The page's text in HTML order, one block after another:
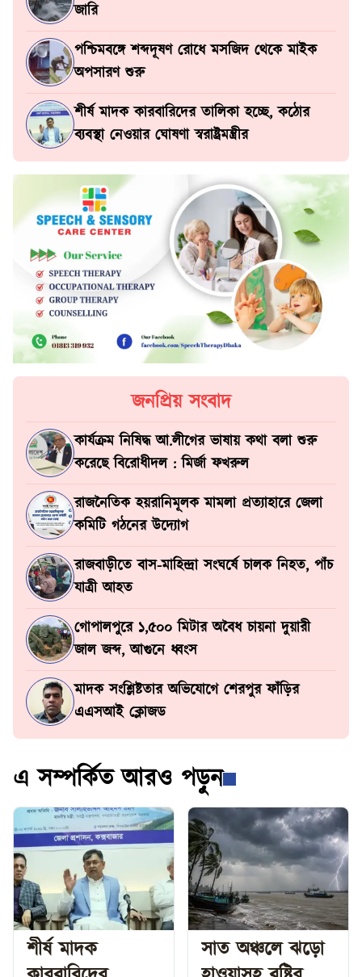
জারি
পশ্চিমবঙ্গে শব্দদূষণ রোধে মসজিদ থেকে মাইক
অপসারণ শুরু
শীর্ষ মাদক কারবারিদের তালিকা হচ্ছে, কঠোর
ব্যবস্থা নেওয়ার ঘোষণা স্বরাষ্ট্রমন্ত্রীর
জনপ্রিয় সংবাদ
কার্যক্রম নিষিদ্ধ আ.লীগের ভাষায় কথা বলা শুরু
করেছে বিরোধীদল : মির্জা ফখরুল
রাজনৈতিক হয়রানিমূলক মামলা প্রত্যাহারে জেলা
কমিটি গঠনের উদ্যোগ
রাজবাড়ীতে বাস-মাহিন্দ্রা সংঘর্ষে চালক নিহত, পাঁচ
যাত্রী আহত
গোপালপুরে ১,৫০০ মিটার অবৈধ চায়না দুয়ারী
জাল জব্দ, আগুনে ধ্বংস
মাদক সংশ্লিষ্টতার অভিযোগে শেরপুর ফাঁড়ির
এএসআই ক্লোজড
এ সম্পর্কিত আরও পড়ুন
শীর্ষ মাদক
সাত অঞ্চলে ঝড়ো